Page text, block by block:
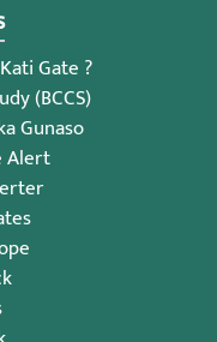
Gate ?
(BCCS)
Gunaso
Alert